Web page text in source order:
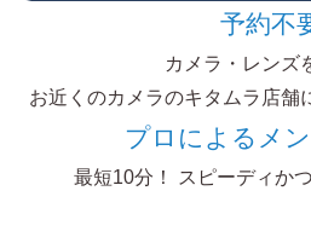
予約不
カメラ・レンズ
お近くのカメラのキタムラ店舗
プロによるメ
最短10分！ スピーディか